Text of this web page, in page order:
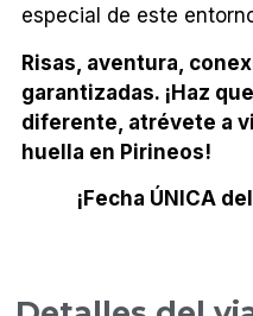
especial de este
Risas, aventura,
garantizadas. ¡Haz
diferente, atrévete a
huella en Pirineos!
¡Fecha ÚNICA